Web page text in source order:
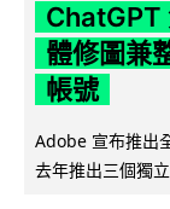
ChatGPT
體修圖兼
帳號
Adobe 宣布推出
去年推出三個獨